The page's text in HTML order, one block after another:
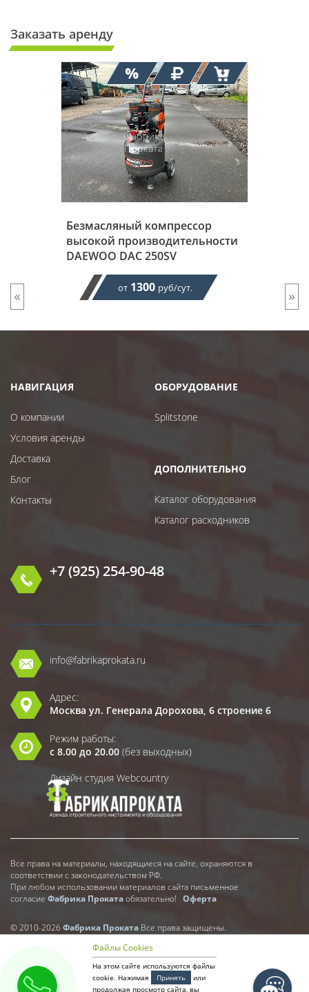
Заказать аренду
Безмасляный компрессор
высокой производительности
DAEWOO DAC 250SV
от 1300 руб/сут.
« »
НАВИГАЦИЯ
О компании
Условия аренды
Доставка
Блог
Контакты
ОБОРУДОВАНИЕ
Splitstone
ДОПОЛНИТЕЛЬНО
Каталог оборудования
Каталог расходников
+7 (925) 254-90-48
info@fabrikaprokata.ru
Адрес:
Москва ул. Генерала Дорохова, 6 строение 6
Режим работы:
с 8.00 до 20.00 (без выходных)
Дизайн студия Webcountry
Все права на материалы, находящиеся на сайте, охраняются в
соответствии с законодательством РФ.
При любом использовании материалов сайта письменное
согласие Фабрика Прокатаобязательно! Оферта
© 2010-2026Фабрика Проката Все права защищены.
Файлы Cookies
На этом сайте используются файлы
cookie. Нажимая
Принять
или
продолжая просмотр сайта, вы